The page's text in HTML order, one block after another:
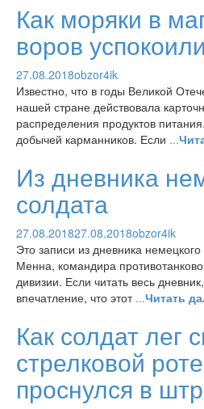
Как моряки в
воров успокоили
27.08.2018obzor4ik
Известно, что в годы Великой
нашей стране действовала
распределения продуктов
добычей карманников. Если ...
Из дневника
солдата
27.08.201827.08.2018obzor4ik
Это записи из дневника
Менна, командира
дивизии. Если читать весь
впечатление, что этот ...Читать
Как солдат лег
стрелковой
проснулся в